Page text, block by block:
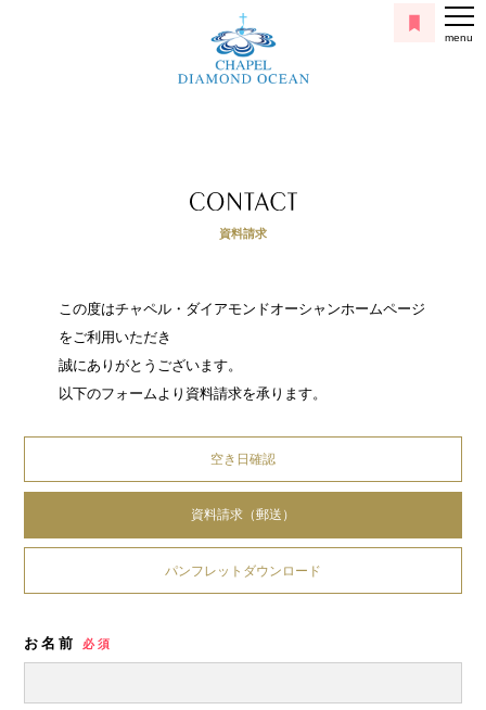
menu
資料請求
この度はチャペル・ダイアモンドオーシャンホームページ
をご利用いただき
誠にありがとうございます。
以下のフォームより資料請求を承ります。
空き日確認
資料請求（郵送）
パンフレットダウンロード
お名前 必須